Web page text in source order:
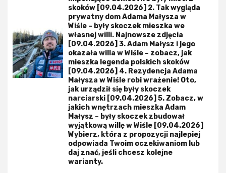
skoków [09.04.2026] 2. Tak wygląda
prywatny dom Adama Małysza w
Wiśle – były skoczek mieszka we
własnej willi. Najnowsze zdjęcia
[09.04.2026] 3. Adam Małysz i jego
okazała willa w Wiśle – zobacz, jak
mieszka legenda polskich skoków
[09.04.2026] 4. Rezydencja Adama
Małysza w Wiśle robi wrażenie! Oto,
jak urządził się były skoczek
narciarski [09.04.2026] 5. Zobacz, w
jakich wnętrzach mieszka Adam
Małysz – były skoczek zbudował
wyjątkową willę w Wiśle [09.04.2026]
Wybierz, która z propozycji najlepiej
odpowiada Twoim oczekiwaniom lub
daj znać, jeśli chcesz kolejne
warianty.